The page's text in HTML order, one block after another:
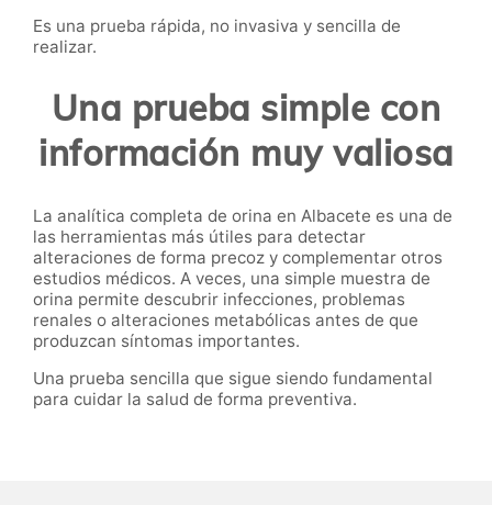
Es una prueba rápida, no invasiva y sencilla de
realizar.
Una prueba simple con
información muy valiosa
La analítica completa de orina en Albacete es una de
las herramientas más útiles para detectar
alteraciones de forma precoz y complementar otros
estudios médicos. A veces, una simple muestra de
orina permite descubrir infecciones, problemas
renales o alteraciones metabólicas antes de que
produzcan síntomas importantes.
Una prueba sencilla que sigue siendo fundamental
para cuidar la salud de forma preventiva.